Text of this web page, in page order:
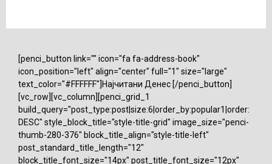
[penci_button link="" icon="fa fa-address-book"
icon_position="left" align="center" full="1" size="large"
text_color="#FFFFFF"]Најчитани Денес [/penci_button]
[vc_row][vc_column][penci_grid_1
build_query="post_type:post|size:6|order_by:popular1|order:
DESC" style_block_title="style-title-grid" image_size="penci-
thumb-280-376" block_title_align="style-title-left"
post_standard_title_length="12"
block_title_font_size="14px" post_title_font_size="12px"